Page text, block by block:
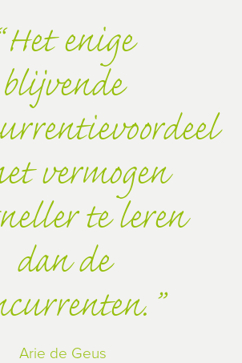
Het enige
blijvende
vermogen
te leren
dan de
Arie de Geus